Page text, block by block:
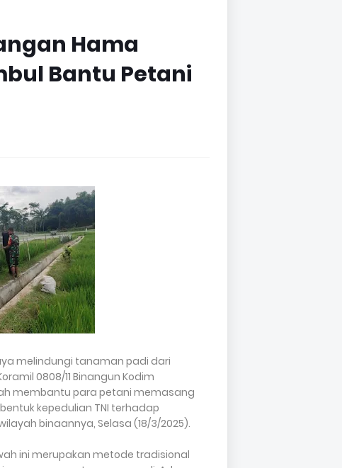
Hama
Bantu Petani
melindungi tanaman padi dari
0808/11 Binangun Kodim
membantu para petani memasang
kepedulian TNI terhadap
binaannya, Selasa (18/3/2025).
ini merupakan metode tradisional